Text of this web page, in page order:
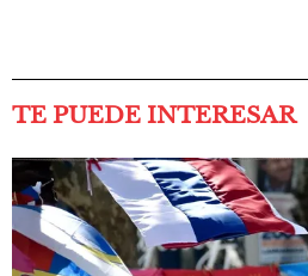
TE PUEDE INTERESAR